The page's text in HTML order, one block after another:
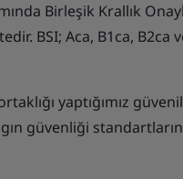
Birleşik Krallık
BSI; Aca, B1ca, B2ca
yaptığımız
güvenliği